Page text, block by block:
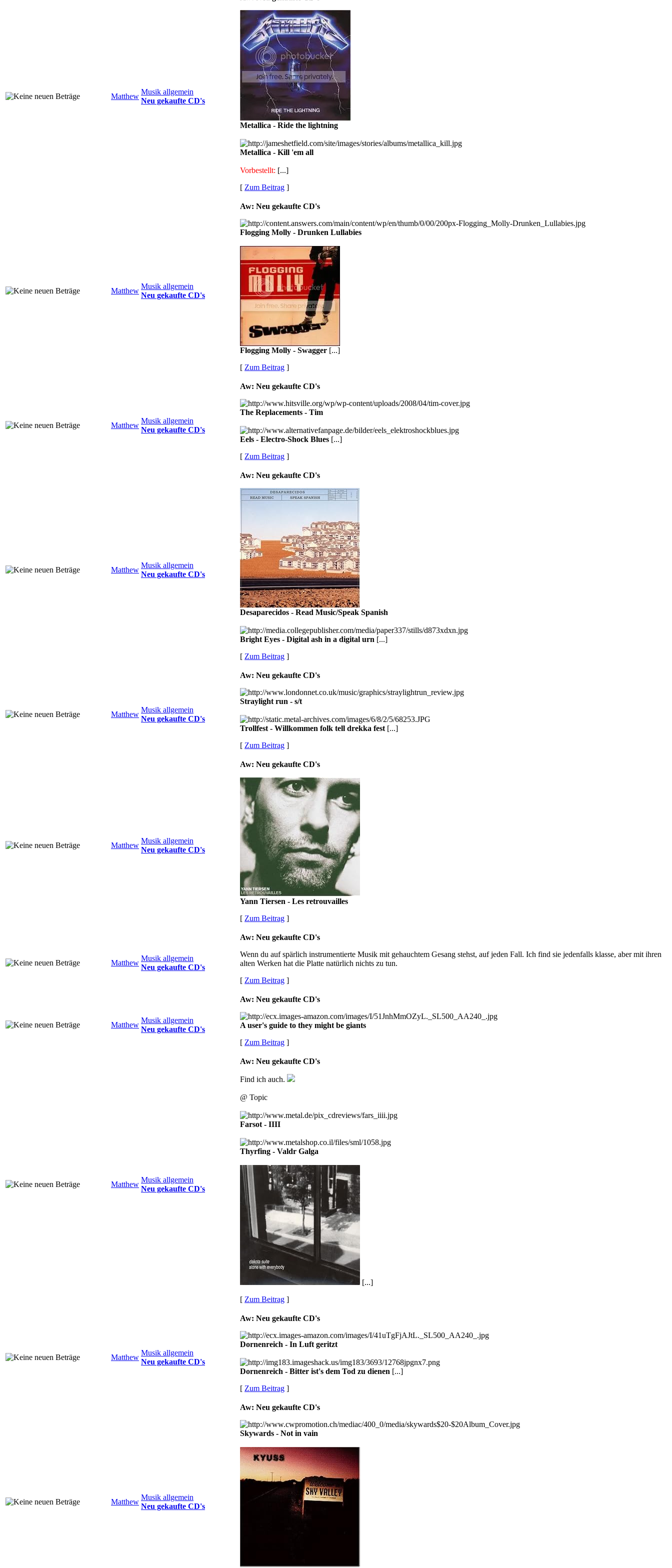
Matthew
Musik allgemein
Neu gekaufte CD's
Metallica - Ride the lightning
Metallica - Kill 'em all
Vorbestellt: [...]
[ Zum Beitrag ]
Matthew
Musik allgemein
Neu gekaufte CD's
Aw: Neu gekaufte CD's
Flogging Molly - Drunken Lullabies
Flogging Molly - Swagger [...]
[ Zum Beitrag ]
Matthew
Musik allgemein
Neu gekaufte CD's
Aw: Neu gekaufte CD's
The Replacements - Tim
Eels - Electro-Shock Blues [...]
[ Zum Beitrag ]
Matthew
Musik allgemein
Neu gekaufte CD's
Aw: Neu gekaufte CD's
Desaparecidos - Read Music/Speak Spanish
Bright Eyes - Digital ash in a digital urn [...]
[ Zum Beitrag ]
Matthew
Musik allgemein
Neu gekaufte CD's
Aw: Neu gekaufte CD's
Straylight run - s/t
Trollfest - Willkommen folk tell drekka fest [...]
[ Zum Beitrag ]
Matthew
Musik allgemein
Neu gekaufte CD's
Aw: Neu gekaufte CD's
Yann Tiersen - Les retrouvailles
[ Zum Beitrag ]
Matthew
Musik allgemein
Neu gekaufte CD's
Aw: Neu gekaufte CD's
Wenn du auf spärlich instrumentierte Musik mit gehauchtem Gesang stehst, auf jeden Fall. Ich find sie jedenfalls klasse, aber mit ihren
alten Werken hat die Platte natürlich nichts zu tun.
[ Zum Beitrag ]
Matthew
Musik allgemein
Neu gekaufte CD's
Aw: Neu gekaufte CD's
A user's guide to they might be giants
[ Zum Beitrag ]
Matthew
Musik allgemein
Neu gekaufte CD's
Aw: Neu gekaufte CD's
Find ich auch.
@ Topic
Farsot - IIII
Thyrfing - Valdr Galga
[...]
[ Zum Beitrag ]
Matthew
Musik allgemein
Neu gekaufte CD's
Aw: Neu gekaufte CD's
Dornenreich - In Luft geritzt
Dornenreich - Bitter ist's dem Tod zu dienen [...]
[ Zum Beitrag ]
Matthew
Musik allgemein
Neu gekaufte CD's
Aw: Neu gekaufte CD's
Skywards - Not in vain